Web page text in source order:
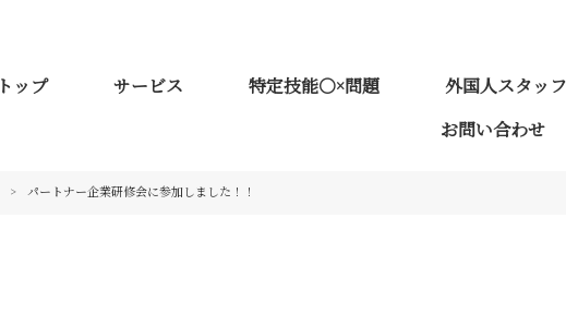
トップ サービス 特定技能○×問題 外国人スタッ
お問い合わせ
> パートナー企業研修会に参加しました！！